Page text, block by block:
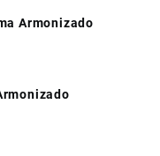
Armonizado